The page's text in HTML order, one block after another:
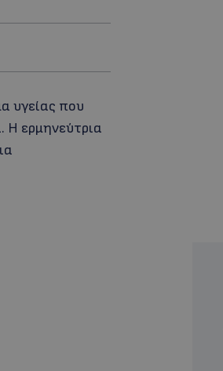
υγείας που
H ερμηνεύτρια